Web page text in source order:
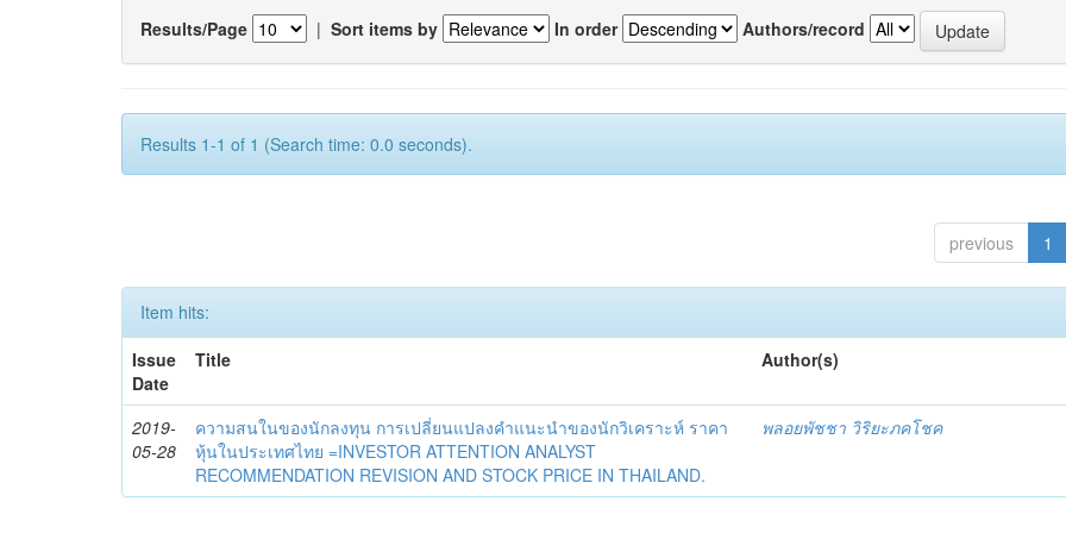
Results/Page | Sort items by In order Authors/record
Results 1-1 of 1 (Search time: 0.0 seconds).
previous 1
Item hits:
Issue
Date
Title Author(s)
2019-
05-28
ความสนในของนักลงทุน การเปลี่ยนแปลงคำแนะนำของนักวิเคราะห์ ราคา
หุ้นในประเทศไทย =INVESTOR ATTENTION ANALYST
RECOMMENDATION REVISION AND STOCK PRICE IN THAILAND.
พลอยพัชชา วิริยะภคโชค